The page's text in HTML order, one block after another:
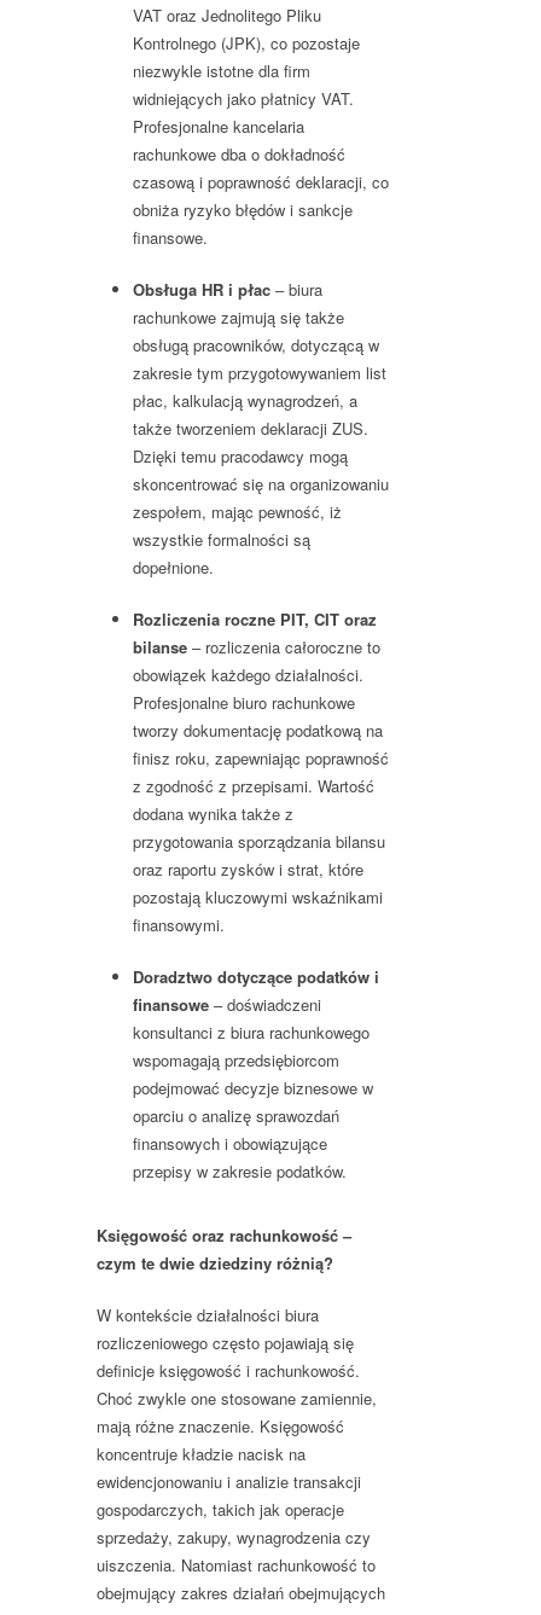
VAT oraz Jednolitego Pliku
Kontrolnego (JPK), co pozostaje
niezwykle istotne dla firm
widniejących jako płatnicy VAT.
Profesjonalne kancelaria
rachunkowe dba o dokładność
czasową i poprawność deklaracji, co
obniża ryzyko błędów i sankcje
finansowe.
Obsługa HR i płac – biura
rachunkowe zajmują się także
obsługą pracowników, dotyczącą w
zakresie tym przygotowywaniem list
płac, kalkulacją wynagrodzeń, a
także tworzeniem deklaracji ZUS.
Dzięki temu pracodawcy mogą
skoncentrować się na organizowaniu
zespołem, mając pewność, iż
wszystkie formalności są
dopełnione.
Rozliczenia roczne PIT, CIT oraz
bilanse – rozliczenia całoroczne to
obowiązek każdego działalności.
Profesjonalne biuro rachunkowe
tworzy dokumentację podatkową na
finisz roku, zapewniając poprawność
z zgodność z przepisami. Wartość
dodana wynika także z
przygotowania sporządzania bilansu
oraz raportu zysków i strat, które
pozostają kluczowymi wskaźnikami
finansowymi.
Doradztwo dotyczące podatków i
finansowe – doświadczeni
konsultanci z biura rachunkowego
wspomagają przedsiębiorcom
podejmować decyzje biznesowe w
oparciu o analizę sprawozdań
finansowych i obowiązujące
przepisy w zakresie podatków.
Księgowość oraz rachunkowość –
czym te dwie dziedziny różnią?
W kontekście działalności biura
rozliczeniowego często pojawiają się
definicje księgowość i rachunkowość.
Choć zwykle one stosowane zamiennie,
mają różne znaczenie. Księgowość
koncentruje kładzie nacisk na
ewidencjonowaniu i analizie transakcji
gospodarczych, takich jak operacje
sprzedaży, zakupy, wynagrodzenia czy
uiszczenia. Natomiast rachunkowość to
obejmujący zakres działań obejmujących